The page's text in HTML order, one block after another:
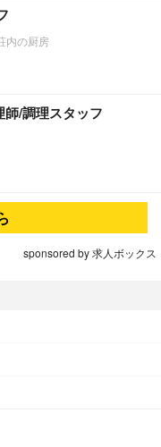
内の厨房
/調理スタッフ
sponsored by 求人ボックス